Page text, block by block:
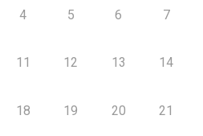
4 5 6 7
11 12 13 14
18 19 20 21